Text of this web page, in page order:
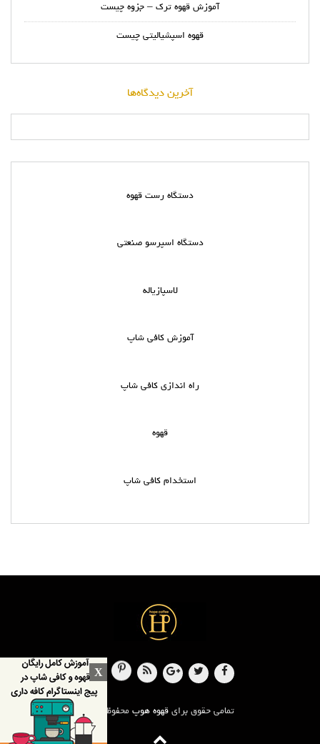
X
آموزش قهوه ترک – جزوه چیست
قهوه اسپشیالیتی چیست
آخرین دیدگاه‌ها
دستگاه رست قهوه
دستگاه اسپرسو صنعتی
لاسپازیاله
آموزش کافی شاپ
راه اندازی کافی شاپ
قهوه
استخدام کافی شاپ
تمامی حقوق برای قهوه هوپ محفوظ است